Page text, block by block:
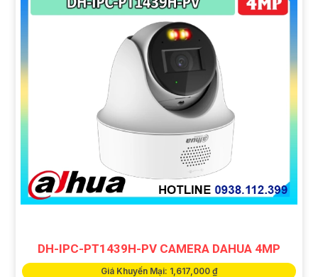
DH-IPC-PT1439H-PV CAMERA DAHUA 4MP
Giá Khuyến Mại: 1,617,000 ₫